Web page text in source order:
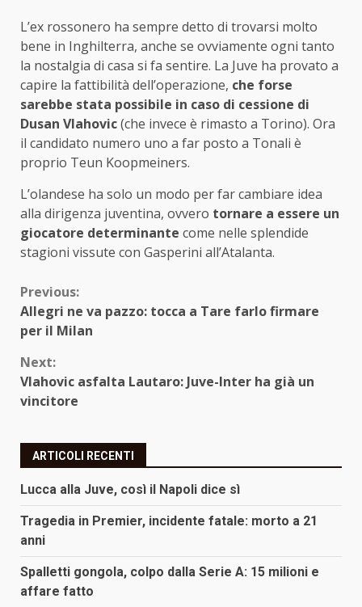
L’ex rossonero ha sempre detto di trovarsi molto
bene in Inghilterra, anche se ovviamente ogni tanto
la nostalgia di casa si fa sentire. La Juve ha provato a
capire la fattibilità dell’operazione, che forse
sarebbe stata possibile in caso di cessione di
Dusan Vlahovic(che invece è rimasto a Torino). Ora
il candidato numero uno a far posto a Tonali è
proprio Teun Koopmeiners.
L’olandese ha solo un modo per far cambiare idea
alla dirigenza juventina, ovvero tornare a essere un
giocatore determinante come nelle splendide
stagioni vissute con Gasperini all’Atalanta.
Continue
Reading
Previous:
Allegri ne va pazzo: tocca a Tare farlo firmare
per il Milan
Next:
Vlahovic asfalta Lautaro: Juve-Inter ha già un
vincitore
ARTICOLI RECENTI
Lucca alla Juve, così il Napoli dice sì
Tragedia in Premier, incidente fatale: morto a 21
anni
Spalletti gongola, colpo dalla Serie A: 15 milioni e
affare fatto